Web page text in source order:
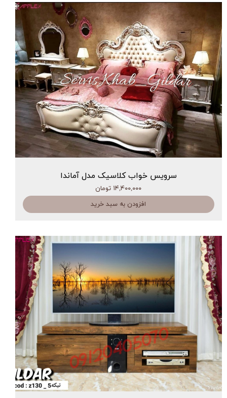
سرویس خواب کلاسیک مدل آماندا
۱۴,۴۰۰,۰۰۰ تومان
افزودن به سبد خرید